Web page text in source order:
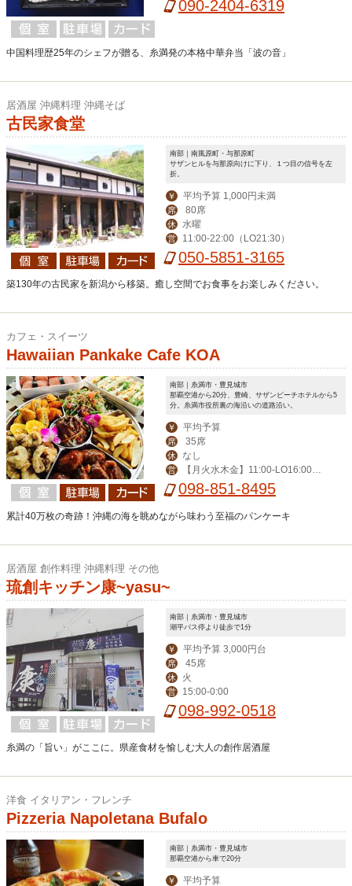
090-2404-6319
中国料理歴25年のシェフが贈る、糸満発の本格中華弁当「波の音」
居酒屋 沖縄料理 沖縄そば
古民家食堂
南部｜南風原町・与那原町
サザンヒルを与那原向けに下り、１つ目の信号を左
折。
￥ 平均予算 1,000円未満
席 80席
休 水曜
営 11:00-22:00（LO21:30）
050-5851-3165
築130年の古民家を新潟から移築。癒し空間でお食事をお楽しみください。
カフェ・スイーツ
Hawaiian Pankake Cafe KOA
南部｜糸満市・豊見城市
那覇空港から20分、豊崎、サザンビーチホテルから5
分。糸満市役所裏の海沿いの道路沿い。
￥ 平均予算
席 35席
休 なし
営
【月火水木金】11:00-LO16:00
【土】09:00-LO22:00【日祝】9:00-L
098-851-8495
累計40万枚の奇跡！沖縄の海を眺めながら味わう至福のパンケーキ
居酒屋 創作料理 沖縄料理 その他
琉創キッチン康~yasu~
南部｜糸満市・豊見城市
潮平バス停より徒歩で1分
￥ 平均予算 3,000円台
席 45席
休 火
営 15:00-0:00
098-992-0518
糸満の「旨い」がここに。県産食材を愉しむ大人の創作居酒屋
洋食 イタリアン・フレンチ
Pizzeria Napoletana Bufalo
南部｜糸満市・豊見城市
那覇空港から車で20分
￥ 平均予算